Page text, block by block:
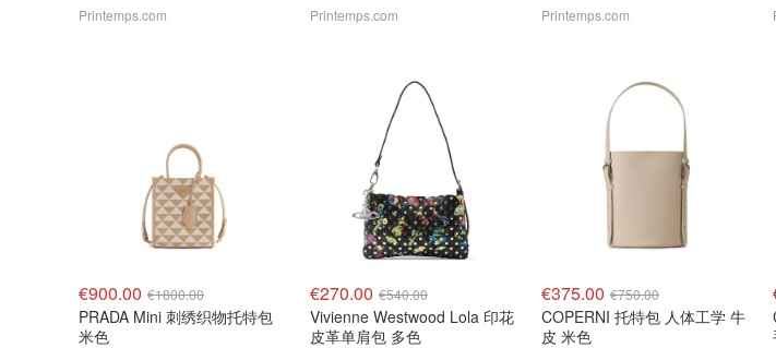
Printemps.com Printemps.com Printemps.com
€900.00 €1800.00
PRADA Mini 刺绣织物托特包
米色
€270.00 €540.00
Vivienne Westwood Lola 印花
皮革单肩包 多色
€375.00 €750.00
COPERNI 托特包 人体工学 牛
皮 米色